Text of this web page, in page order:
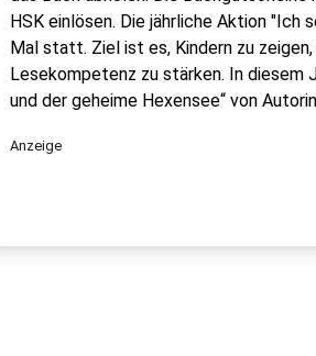
HSK einlösen. Die jährliche Aktion
Mal statt. Ziel ist es, Kindern zu
Lesekompetenz zu stärken. In diesem
und der geheime Hexensee“ von
Anzeige